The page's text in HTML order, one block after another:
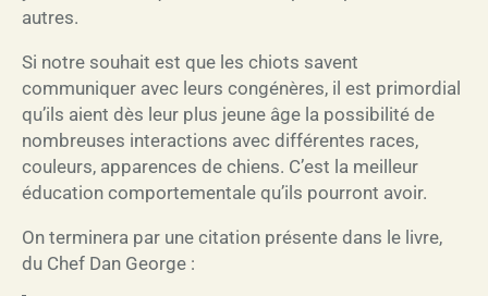
autres.
Si notre souhait est que les chiots savent
communiquer avec leurs congénères, il est primordial
qu’ils aient dès leur plus jeune âge la possibilité de
nombreuses interactions avec différentes races,
couleurs, apparences de chiens. C’est la meilleur
éducation comportementale qu’ils pourront avoir.
On terminera par une citation présente dans le livre,
du Chef Dan George :